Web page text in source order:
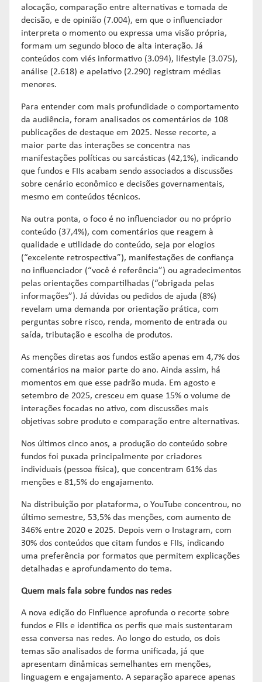
alocação, comparação entre alternativas e tomada de
decisão, e de opinião (7.004), em que o influenciador
interpreta o momento ou expressa uma visão própria,
formam um segundo bloco de alta interação. Já
conteúdos com viés informativo (3.094), lifestyle (3.075),
análise (2.618) e apelativo (2.290) registram médias
menores.
Para entender com mais profundidade o comportamento
da audiência, foram analisados os comentários de 108
publicações de destaque em 2025. Nesse recorte, a
maior parte das interações se concentra nas
manifestações políticas ou sarcásticas (42,1%), indicando
que fundos e FIIs acabam sendo associados a discussões
sobre cenário econômico e decisões governamentais,
mesmo em conteúdos técnicos.
Na outra ponta, o foco é no influenciador ou no próprio
conteúdo (37,4%), com comentários que reagem à
qualidade e utilidade do conteúdo, seja por elogios
(“excelente retrospectiva”), manifestações de confiança
no influenciador (“você é referência”) ou agradecimentos
pelas orientações compartilhadas (“obrigada pelas
informações”). Já dúvidas ou pedidos de ajuda (8%)
revelam uma demanda por orientação prática, com
perguntas sobre risco, renda, momento de entrada ou
saída, tributação e escolha de produtos.
As menções diretas aos fundos estão apenas em 4,7% dos
comentários na maior parte do ano. Ainda assim, há
momentos em que esse padrão muda. Em agosto e
setembro de 2025, cresceu em quase 15% o volume de
interações focadas no ativo, com discussões mais
objetivas sobre produto e comparação entre alternativas.
Nos últimos cinco anos, a produção do conteúdo sobre
fundos foi puxada principalmente por criadores
individuais (pessoa física), que concentram 61% das
menções e 81,5% do engajamento.
Na distribuição por plataforma, o YouTube concentrou, no
último semestre, 53,5% das menções, com aumento de
346% entre 2020 e 2025. Depois vem o Instagram, com
30% dos conteúdos que citam fundos e FIIs, indicando
uma preferência por formatos que permitem explicações
detalhadas e aprofundamento do tema.
Quem mais fala sobre fundos nas redes
A nova edição do FInfluence aprofunda o recorte sobre
fundos e FIIs e identifica os perfis que mais sustentaram
essa conversa nas redes. Ao longo do estudo, os dois
temas são analisados de forma unificada, já que
apresentam dinâmicas semelhantes em menções,
linguagem e engajamento. A separação aparece apenas